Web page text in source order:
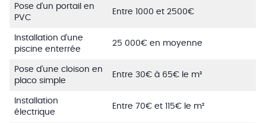
Pose d’un portail en
PVC
Entre 1000 et 2500€
Installation d’une
piscine enterrée
25 000€ en moyenne
Pose d’une cloison en
placo simple
Entre 30€ à 65€ le m²
Installation
électrique
Entre 70€ et 115€ le m²